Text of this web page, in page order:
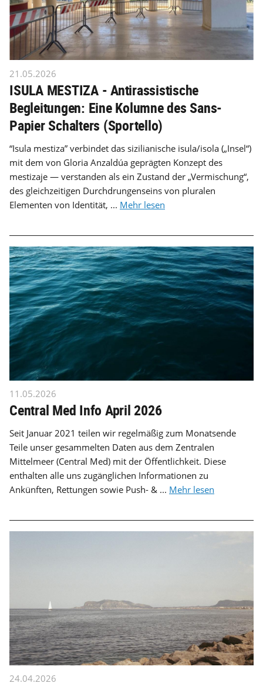
21.05.2026
ISULA MESTIZA - Antirassistische
Begleitungen: Eine Kolumne des Sans-
Papier Schalters (Sportello)
“Isula mestiza” verbindet das sizilianische isula/isola („Insel“)
mit dem von Gloria Anzaldúa geprägten Konzept des
mestizaje — verstanden als ein Zustand der „Vermischung“,
des gleichzeitigen Durchdrungenseins von pluralen
Elementen von Identität, ... Mehr lesen
11.05.2026
Central Med Info April 2026
Seit Januar 2021 teilen wir regelmäßig zum Monatsende
Teile unser gesammelten Daten aus dem Zentralen
Mittelmeer (Central Med) mit der Öffentlichkeit. Diese
enthalten alle uns zugänglichen Informationen zu
Ankünften, Rettungen sowie Push- & ... Mehr lesen
24.04.2026